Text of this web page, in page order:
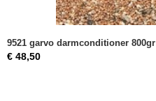
9521 garvo darmconditioner 800gr
€ 48,50